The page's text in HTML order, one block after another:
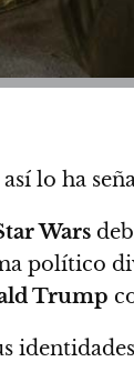
así lo ha
Wars
político
Trump